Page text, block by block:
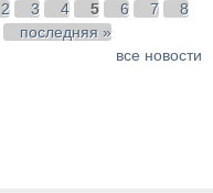
2 3 4 5 6 7
8
последняя »
все новости